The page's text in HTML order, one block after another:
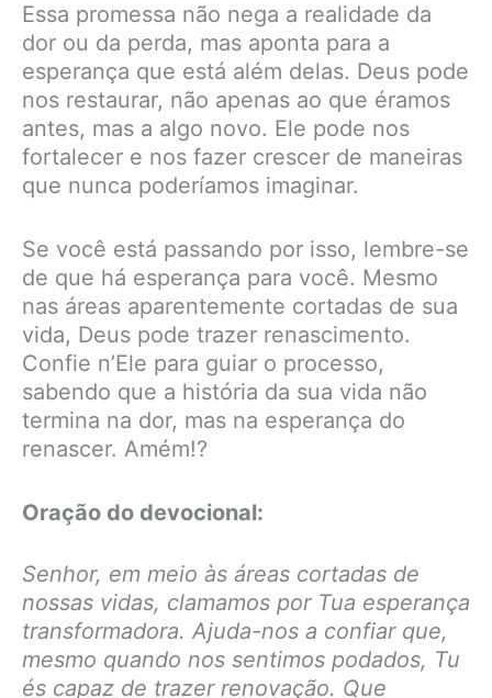
Essa promessa não nega a realidade da
dor ou da perda, mas aponta para a
esperança que está além delas. Deus pode
nos restaurar, não apenas ao que éramos
antes, mas a algo novo. Ele pode nos
fortalecer e nos fazer crescer de maneiras
que nunca poderíamos imaginar.
Se você está passando por isso, lembre-se
de que há esperança para você. Mesmo
nas áreas aparentemente cortadas de sua
vida, Deus pode trazer renascimento.
Confie n’Ele para guiar o processo,
sabendo que a história da sua vida não
termina na dor, mas na esperança do
renascer. Amém!?
Oração do devocional:
Senhor, em meio às áreas cortadas de
nossas vidas, clamamos por Tua esperança
transformadora. Ajuda-nos a confiar que,
mesmo quando nos sentimos podados, Tu
és capaz de trazer renovação. Que